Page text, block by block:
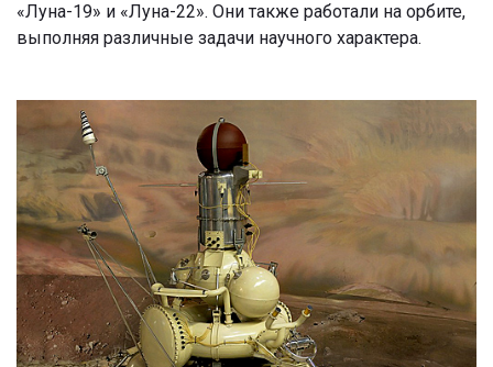
«Луна-19» и «Луна-22». Они также работали на орбите,
выполняя различные задачи научного характера.